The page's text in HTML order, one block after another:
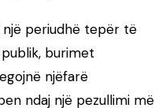
një periudhë tepër të
burimet
njëfarë
ndaj një pezullimi më